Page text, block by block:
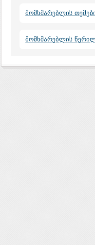
მომხმარებლის
მომხმარებლის